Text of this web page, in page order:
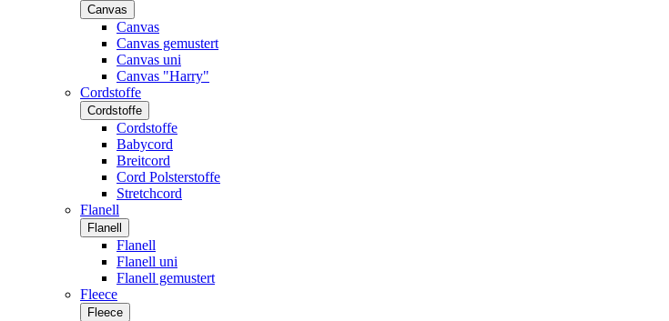
Canvas
Canvas
Canvas gemustert
Canvas uni
Canvas "Harry"
Cordstoffe
Cordstoffe
Cordstoffe
Babycord
Breitcord
Cord Polsterstoffe
Stretchcord
Flanell
Flanell
Flanell
Flanell uni
Flanell gemustert
Fleece
Fleece